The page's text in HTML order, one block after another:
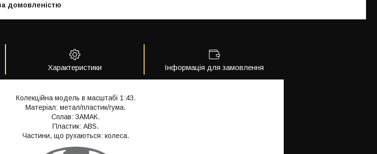
домовленістю
Характеристики Інформація для замовлення
Колекційна модель в масштабі 1:43.
Матеріал: метал/пластик/гума.
Сплав: ЗАМАК.
Пластик: АВS.
Частини, що рухаються: колеса.